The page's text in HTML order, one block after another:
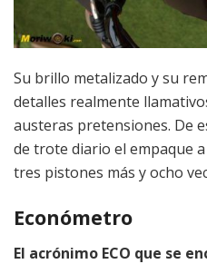
Su brillo metalizado y su
detalles realmente
austeras pretensiones. De
de trote diario el empaque
tres pistones más y ocho
Económetro
El acrónimo ECO que se